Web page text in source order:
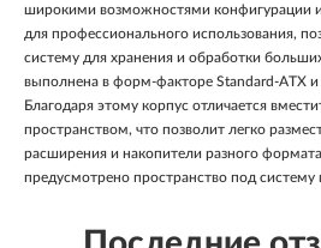
широкими возможностями конфигурации
для профессионального использования,
систему для хранения и обработки
выполнена в форм-факторе Standard-ATX и
Благодаря этому корпус отличается
пространством, что позволит легко
расширения и накопители разного
предусмотрено пространство под